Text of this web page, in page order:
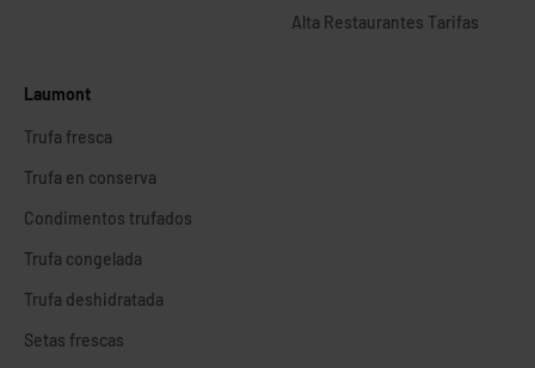
Alta Restaurantes Tarifas
Laumont
Trufa fresca
Trufa en conserva
Condimentos trufados
Trufa congelada
Trufa deshidratada
Setas frescas